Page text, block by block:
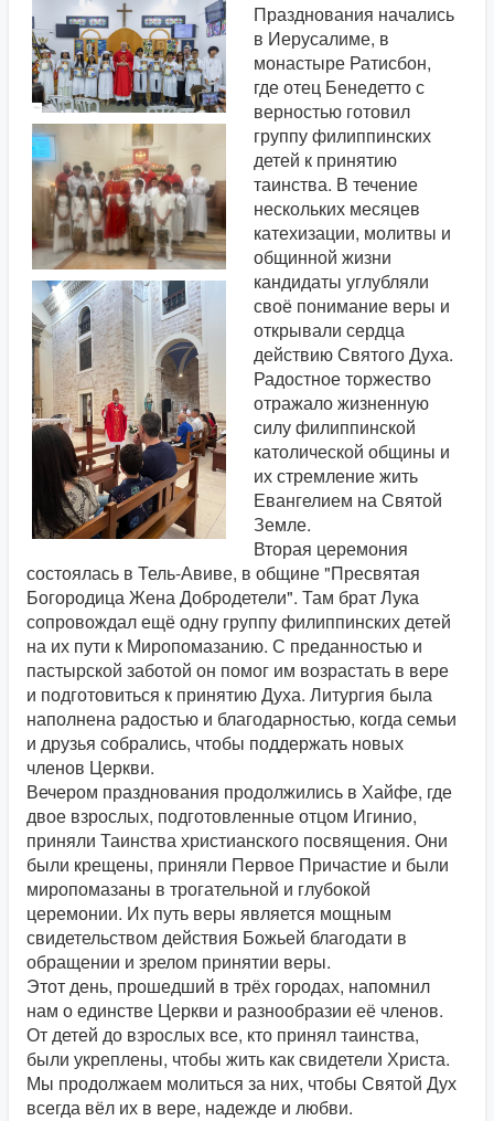
Празднования начались
в Иерусалиме, в
монастыре Ратисбон,
где отец Бенедетто с
верностью готовил
группу филиппинских
детей к принятию
таинства. В течение
нескольких месяцев
катехизации, молитвы и
общинной жизни
кандидаты углубляли
своё понимание веры и
открывали сердца
действию Святого Духа.
Радостное торжество
отражало жизненную
силу филиппинской
католической общины и
их стремление жить
Евангелием на Святой
Земле.
Вторая церемония
состоялась в Тель-Авиве, в общине "Пресвятая
Богородица Жена Добродетели". Там брат Лука
сопровождал ещё одну группу филиппинских детей
на их пути к Миропомазанию. С преданностью и
пастырской заботой он помог им возрастать в вере
и подготовиться к принятию Духа. Литургия была
наполнена радостью и благодарностью, когда семьи
и друзья собрались, чтобы поддержать новых
членов Церкви.
Вечером празднования продолжились в Хайфе, где
двое взрослых, подготовленные отцом Игинио,
приняли Таинства христианского посвящения. Они
были крещены, приняли Первое Причастие и были
миропомазаны в трогательной и глубокой
церемонии. Их путь веры является мощным
свидетельством действия Божьей благодати в
обращении и зрелом принятии веры.
Этот день, прошедший в трёх городах, напомнил
нам о единстве Церкви и разнообразии её членов.
От детей до взрослых все, кто принял таинства,
были укреплены, чтобы жить как свидетели Христа.
Мы продолжаем молиться за них, чтобы Святой Дух
всегда вёл их в вере, надежде и любви.